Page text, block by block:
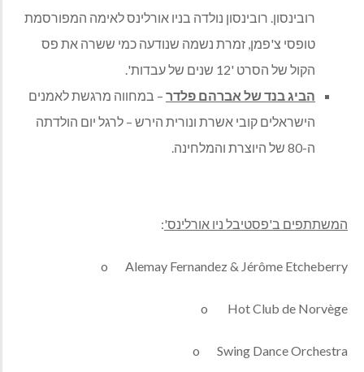
רובינסון. רובינסון נולדה בניו אורלינס לאימה המפורסמת
טופסי צ'פמן, זמרת נשמה שנודעה כמי ששרה את פס
הקול של הסרט '12 שנים של עבדות'.
הביג בנד של אברהם פלדר – במחווה מרגשת לאמנים
הישראלים קובי אשרת ונורית הירש – לרגל יום הולדתה
ה-80 של היוצרת והמלחינה.
המשתתפים ב'פסטיבל ניו אורלינס':
o Alemay Fernandez & Jérôme Etcheberry
o Hot Club de Norvège
o Swing Dance Orchestra